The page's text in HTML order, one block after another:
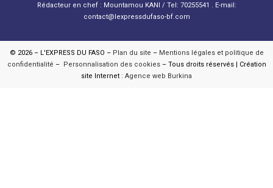
Rédacteur en chef : Mountamou KANI / Tel: 70255541 . E-mail:
contact@lexpressdufaso-bf.com
© 2026 – L'EXPRESS DU FASO – Plan du site – Mentions légales et politique de
confidentialité –Personnalisation des cookies– Tous droits réservés | Création
site Internet : Agence web Burkina